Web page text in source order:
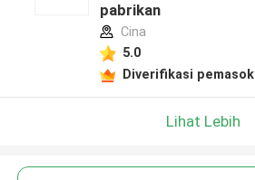
pabrikan
Cina
5.0
Diverifikasi pemasok
Lihat Lebih